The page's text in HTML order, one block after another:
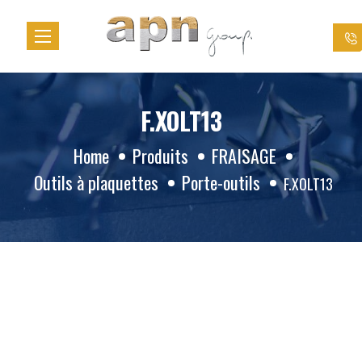
F.XOLT13
Home Produits
FRAISAGE
Outils à plaquettes
Porte-outils F.XOLT13